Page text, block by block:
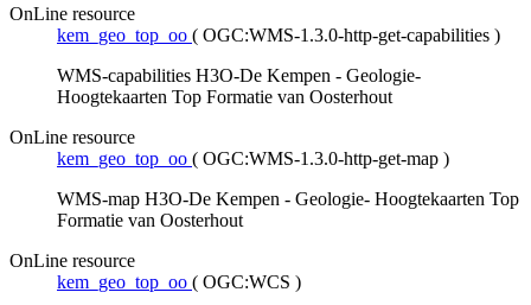
OnLine resource
kem_geo_top_oo ( OGC:WMS-1.3.0-http-get-capabilities )
WMS-capabilities H3O-De Kempen - Geologie-
Hoogtekaarten Top Formatie van Oosterhout
OnLine resource
kem_geo_top_oo ( OGC:WMS-1.3.0-http-get-map )
WMS-map H3O-De Kempen - Geologie- Hoogtekaarten Top
Formatie van Oosterhout
OnLine resource
kem_geo_top_oo ( OGC:WCS )